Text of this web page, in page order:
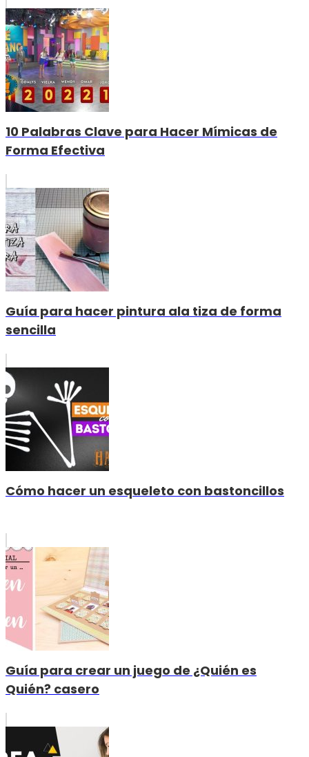
10 Palabras Clave para Hacer Mímicas de
Forma Efectiva
Guía para hacer pintura ala tiza de forma
sencilla
Cómo hacer un esqueleto con bastoncillos
Guía para crear un juego de ¿Quién es
Quién? casero